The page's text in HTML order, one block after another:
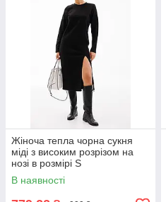
Жіноча тепла чорна сукня
міді з високим розрізом на
нозі в розмірі S
В наявності